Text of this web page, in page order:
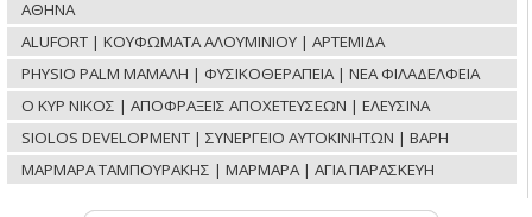
ΑΘΗΝΑ
ALUFORT | ΚΟΥΦΩΜΑΤΑ ΑΛΟΥΜΙΝΙΟΥ | ΑΡΤΕΜΙΔΑ
PHYSIO PALM ΜΑΜΑΛΗ | ΦΥΣΙΚΟΘΕΡΑΠΕΙΑ | ΝΕΑ ΦΙΛΑΔΕΛΦΕΙΑ
Ο ΚΥΡ ΝΙΚΟΣ | ΑΠΟΦΡΑΞΕΙΣ ΑΠΟΧΕΤΕΥΣΕΩΝ | ΕΛΕΥΣΙΝΑ
SIOLOS DEVELOPMENT | ΣΥΝΕΡΓΕΙΟ ΑΥΤΟΚΙΝΗΤΩΝ | ΒΑΡΗ
ΜΑΡΜΑΡΑ ΤΑΜΠΟΥΡΑΚΗΣ | ΜΑΡΜΑΡΑ | ΑΓΙΑ ΠΑΡΑΣΚΕΥΗ